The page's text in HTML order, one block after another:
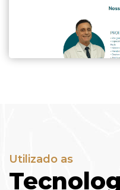
Utilizado as